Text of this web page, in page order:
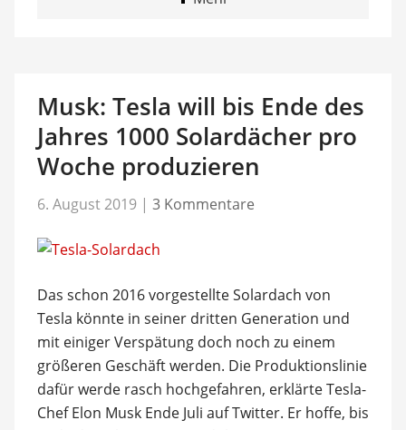
Musk: Tesla will bis Ende des
Jahres 1000 Solardächer pro
Woche produzieren
6. August 2019 | 3 Kommentare
Das schon 2016 vorgestellte Solardach von
Tesla könnte in seiner dritten Generation und
mit einiger Verspätung doch noch zu einem
größeren Geschäft werden. Die Produktionslinie
dafür werde rasch hochgefahren, erklärte Tesla-
Chef Elon Musk Ende Juli auf Twitter. Er hoffe, bis